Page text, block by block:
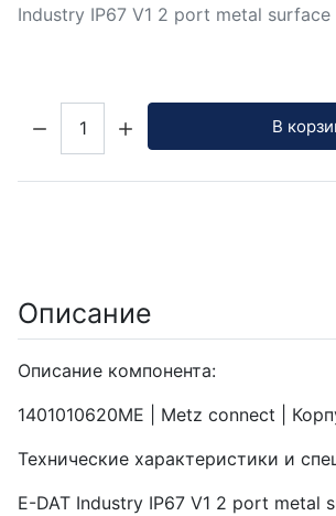
Industry IP67 V1 2 port metal
В
Описание
Описание компонента:
1401010620ME | Metz connect |
Технические характеристики и
E-DAT Industry IP67 V1 2 port metal